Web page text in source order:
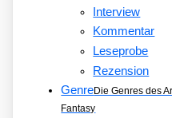
Interview
Kommentar
Leseprobe
Rezension
GenreDie Genres des
Fantasy